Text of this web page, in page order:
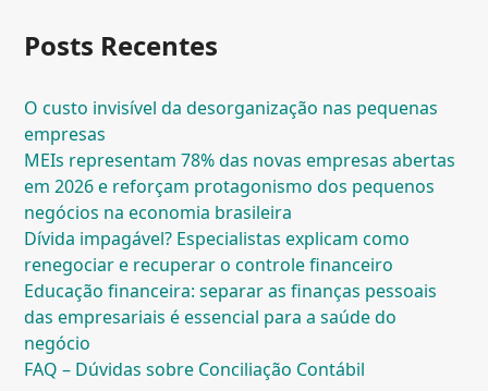
Posts Recentes
O custo invisível da desorganização nas pequenas
empresas
MEIs representam 78% das novas empresas abertas
em 2026 e reforçam protagonismo dos pequenos
negócios na economia brasileira
Dívida impagável? Especialistas explicam como
renegociar e recuperar o controle financeiro
Educação financeira: separar as finanças pessoais
das empresariais é essencial para a saúde do
negócio
FAQ – Dúvidas sobre Conciliação Contábil